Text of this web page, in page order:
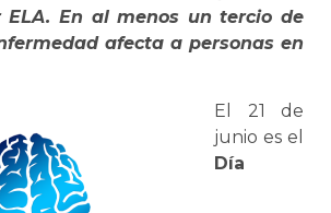
ELA. En al menos un tercio de
afecta a personas en
El 21 de
junio es el
Día